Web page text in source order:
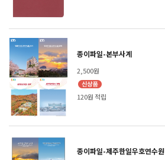
종이파일-본부사계
2,500원
120원 적립
종이파일-제주한일우호연수원